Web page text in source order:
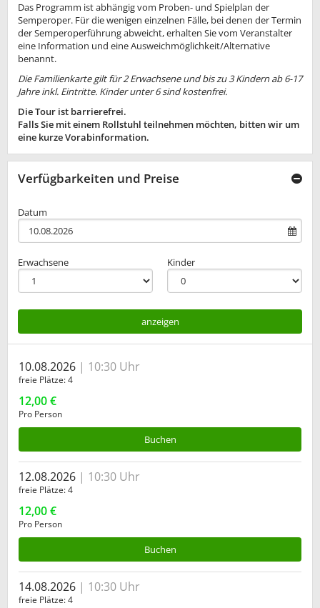
Das Programm ist abhängig vom Proben- und Spielplan der
Semperoper. Für die wenigen einzelnen Fälle, bei denen der Termin
der Semperoperführung abweicht, erhalten Sie vom Veranstalter
eine Information und eine Ausweichmöglichkeit/Alternative
benannt.
Die Familienkarte gilt für 2 Erwachsene und bis zu 3 Kindern ab 6-17
Jahre inkl. Eintritte. Kinder unter 6 sind kostenfrei.
Die Tour ist barrierefrei.
Falls Sie mit einem Rollstuhl teilnehmen möchten, bitten wir um
eine kurze Vorabinformation.
Verfügbarkeiten und Preise
Datum
Erwachsene Kinder
anzeigen
10.08.2026 10:30 Uhr
freie Plätze 4
12,00 €
Pro Person
Buchen
12.08.2026 10:30 Uhr
freie Plätze 4
12,00 €
Pro Person
Buchen
14.08.2026 10:30 Uhr
freie Plätze 4